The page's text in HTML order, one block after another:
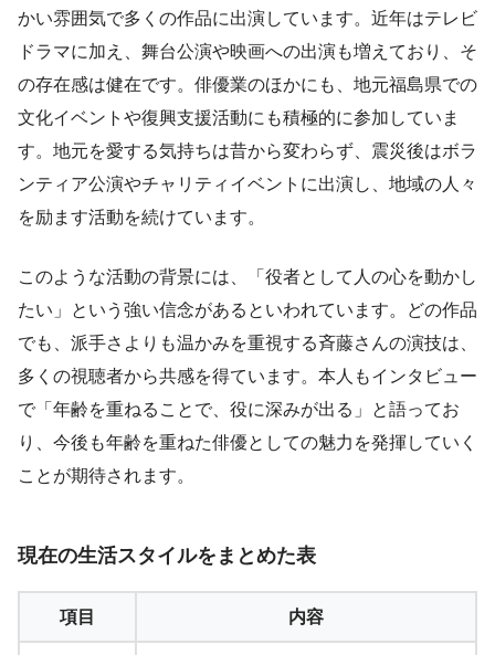
かい雰囲気で多くの作品に出演しています。近年はテレビ
ドラマに加え、舞台公演や映画への出演も増えており、そ
の存在感は健在です。俳優業のほかにも、地元福島県での
文化イベントや復興支援活動にも積極的に参加していま
す。地元を愛する気持ちは昔から変わらず、震災後はボラ
ンティア公演やチャリティイベントに出演し、地域の人々
を励ます活動を続けています。
このような活動の背景には、「役者として人の心を動かし
たい」という強い信念があるといわれています。どの作品
でも、派手さよりも温かみを重視する斉藤さんの演技は、
多くの視聴者から共感を得ています。本人もインタビュー
で「年齢を重ねることで、役に深みが出る」と語ってお
り、今後も年齢を重ねた俳優としての魅力を発揮していく
ことが期待されます。
現在の生活スタイルをまとめた表
項目 内容